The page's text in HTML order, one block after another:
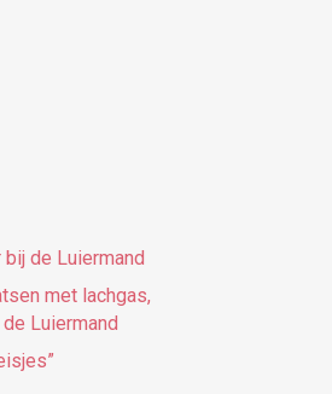
de Luiermand
met lachgas,
Luiermand